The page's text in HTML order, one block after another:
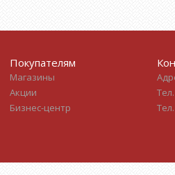
Покупателям
Магазины
Акции
Бизнес-центр